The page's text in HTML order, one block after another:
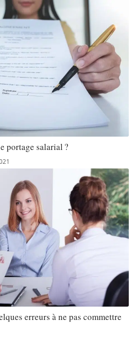
portage salarial ?
erreurs à ne pas commettre